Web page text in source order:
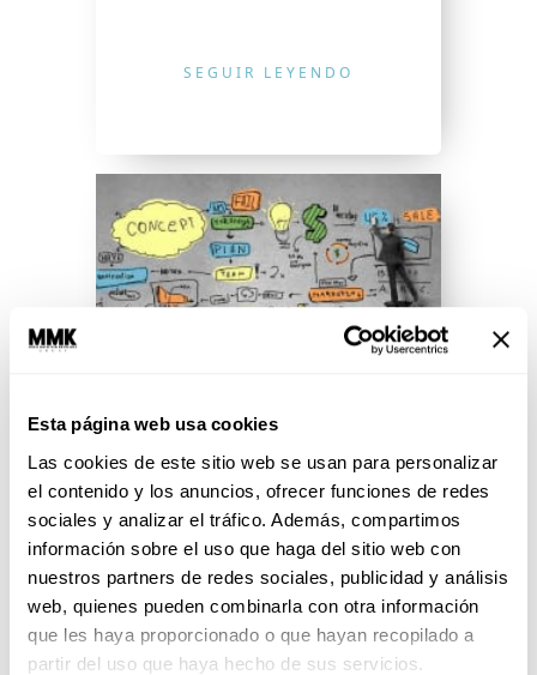
Esta página web usa cookies
Las cookies de este sitio web se usan para personalizar
el contenido y los anuncios, ofrecer funciones de redes
sociales y analizar el tráfico. Además, compartimos
información sobre el uso que haga del sitio web con
nuestros partners de redes sociales, publicidad y análisis
web, quienes pueden combinarla con otra información
que les haya proporcionado o que hayan recopilado a
partir del uso que haya hecho de sus servicios.
SEGUIR LEYENDO
¿Tienes plan de vida o
improvisas?
¿Qué es un plan de vida? ¿Estás
seguro de que tu “plan” está bien
pensado?